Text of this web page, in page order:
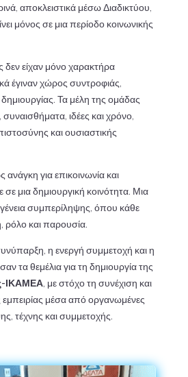
αποκλειστικά μέσω Διαδικτύου,
μόνος σε μια περίοδο κοινωνικής
δεν είχαν μόνο χαρακτήρα
έγιναν χώρος συντροφιάς,
Τα μέλη της ομάδας
συναισθήματα, ιδέες και χρόνο,
και ουσιαστικής
για επικοινωνία και
σε μια δημιουργική κοινότητα. Μια
συμπερίληψης, όπου κάθε
και παρουσία.
η ενεργή συμμετοχή και η
τα θεμέλια για τη δημιουργία της
ΙΚΑΜΕΑ, με στόχο τη συνέχιση και
μέσα από οργανωμένες
τέχνης και συμμετοχής.